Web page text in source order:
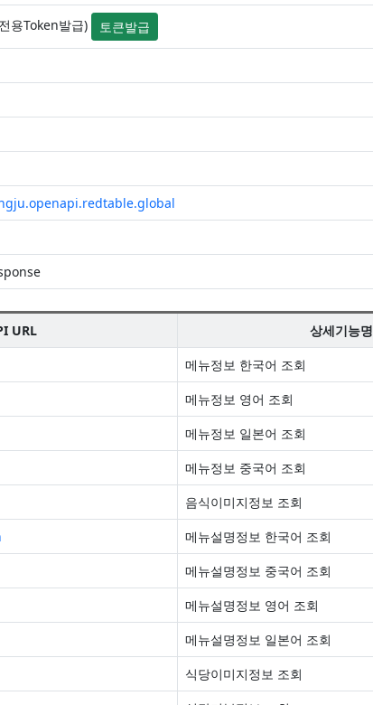
용Token발급) 토큰발급
URL
상세기능명
메뉴정보 한국어 조회
메뉴정보 영어 조회
메뉴정보 일본어 조회
메뉴정보 중국어 조회
음식이미지정보 조회
메뉴설명정보 한국어 조회
메뉴설명정보 중국어 조회
메뉴설명정보 영어 조회
메뉴설명정보 일본어 조회
식당이미지정보 조회